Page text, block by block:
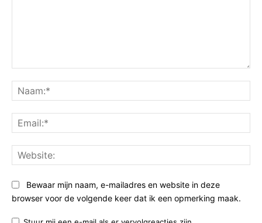
Bewaar mijn naam, e-mailadres en website in deze
browser voor de volgende keer dat ik een opmerking maak.